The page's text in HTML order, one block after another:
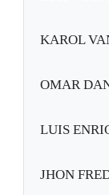
KAROL
OMAR
LUIS
JHON